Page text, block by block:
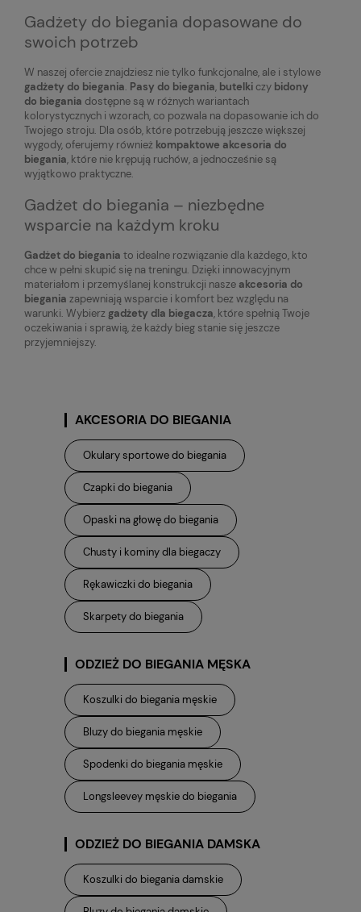
Gadżety do biegania dopasowane do
swoich potrzeb
W naszej ofercie znajdziesz nie tylko funkcjonalne, ale i stylowe
gadżety do biegania. Pasy do biegania, butelkiczy bidony
do biegania dostępne są w różnych wariantach
kolorystycznych i wzorach, co pozwala na dopasowanie ich do
Twojego stroju. Dla osób, które potrzebują jeszcze większej
wygody, oferujemy również kompaktowe akcesoria do
biegania, które nie krępują ruchów, a jednocześnie są
wyjątkowo praktyczne.
Gadżet do biegania – niezbędne
wsparcie na każdym kroku
Gadżet do biegania to idealne rozwiązanie dla każdego, kto
chce w pełni skupić się na treningu. Dzięki innowacyjnym
materiałom i przemyślanej konstrukcji nasze akcesoria do
biegania zapewniają wsparcie i komfort bez względu na
warunki. Wybierz gadżety dla biegacza, które spełnią Twoje
oczekiwania i sprawią, że każdy bieg stanie się jeszcze
przyjemniejszy.
AKCESORIA DO BIEGANIA
Okulary sportowe do biegania
Czapki do biegania
Opaski na głowę do biegania
Chusty i kominy dla biegaczy
Rękawiczki do biegania
Skarpety do biegania
ODZIEŻ DO BIEGANIA MĘSKA
Koszulki do biegania męskie
Bluzy do biegania męskie
Spodenki do biegania męskie
Longsleevey męskie do biegania
ODZIEŻ DO BIEGANIA DAMSKA
Koszulki do biegania damskie